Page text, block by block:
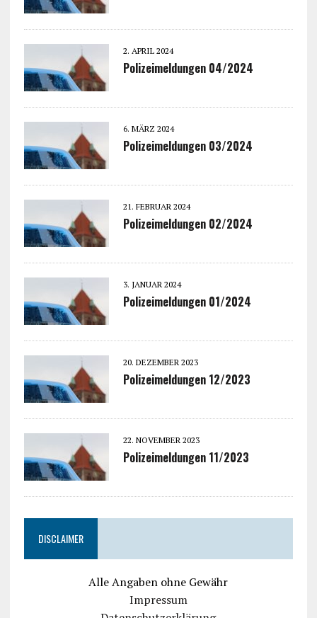
2. APRIL 2024
Polizeimeldungen 04/2024
6. MÄRZ 2024
Polizeimeldungen 03/2024
21. FEBRUAR 2024
Polizeimeldungen 02/2024
3. JANUAR 2024
Polizeimeldungen 01/2024
20. DEZEMBER 2023
Polizeimeldungen 12/2023
22. NOVEMBER 2023
Polizeimeldungen 11/2023
DISCLAIMER
Alle Angaben ohne Gewähr
Impressum